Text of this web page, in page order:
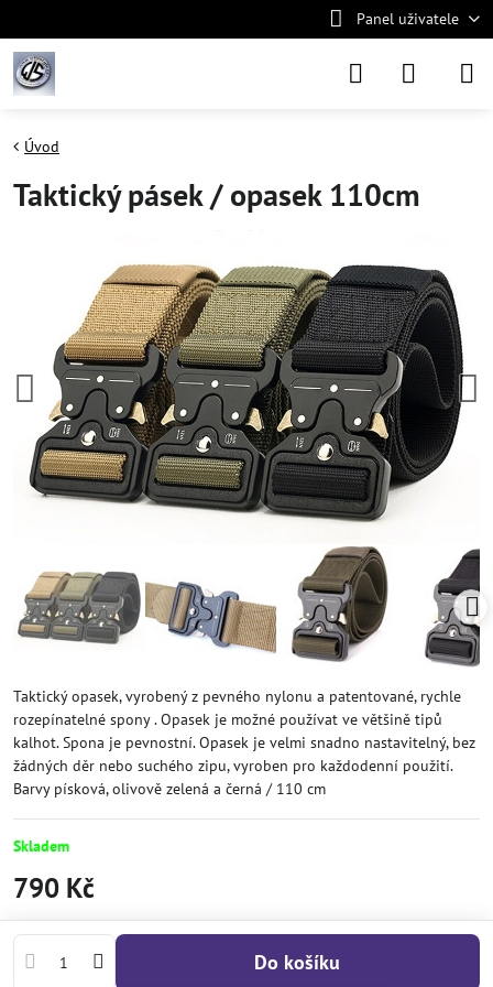
Panel uživatele
Úvod
Taktický pásek / opasek 110cm
Taktický opasek, vyrobený z pevného nylonu a patentované, rychle
rozepínatelné spony . Opasek je možné používat ve většině tipů
kalhot. Spona je pevnostní. Opasek je velmi snadno nastavitelný, bez
žádných děr nebo suchého zipu, vyroben pro každodenní použití.
Barvy písková, olivově zelená a černá / 110 cm
Skladem
790 Kč
Do košíku